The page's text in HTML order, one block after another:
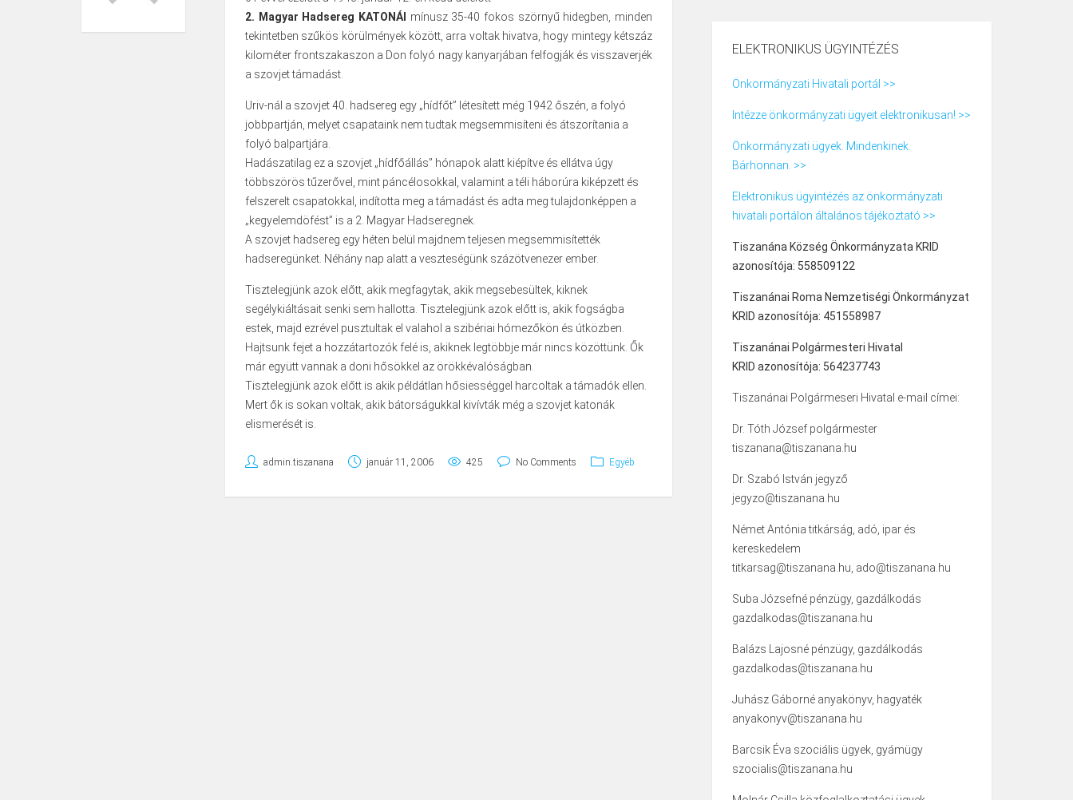
2. Magyar Hadsereg KATONÁI mínusz 35-40 fokos szörnyű hidegben, minden
tekintetben szűkös körülmények között, arra voltak hivatva, hogy mintegy kétszáz
kilométer frontszakaszon a Don folyó nagy kanyarjában felfogják és visszaverjék
a szovjet támadást.
Uriv-nál a szovjet 40. hadsereg egy „hídfőt” létesített még 1942 őszén, a folyó
jobbpartján, melyet csapataink nem tudtak megsemmisíteni és átszorítania a
folyó balpartjára.
Hadászatilag ez a szovjet „hídfőállás” hónapok alatt kiépítve és ellátva úgy
többszörös tűzerővel, mint páncélosokkal, valamint a téli háborúra kiképzett és
felszerelt csapatokkal, indította meg a támadást és adta meg tulajdonképpen a
„kegyelemdöfést” is a 2. Magyar Hadseregnek.
A szovjet hadsereg egy héten belül majdnem teljesen megsemmisítették
hadseregünket. Néhány nap alatt a veszteségünk százötvenezer ember.
Tisztelegjünk azok előtt, akik megfagytak, akik megsebesültek, kiknek
segélykiáltásait senki sem hallotta. Tisztelegjünk azok előtt is, akik fogságba
estek, majd ezrével pusztultak el valahol a szibériai hómezőkön és útközben.
Hajtsunk fejet a hozzátartozók felé is, akiknek legtöbbje már nincs közöttünk. Ők
már együtt vannak a doni hősökkel az örökkévalóságban.
Tisztelegjünk azok előtt is akik példátlan hősiességgel harcoltak a támadók ellen.
Mert ők is sokan voltak, akik bátorságukkal kivívták még a szovjet katonák
elismerését is.
admin.tiszanana január 11, 2006 425 No Comments Egyéb
ELEKTRONIKUS ÜGYINTÉZÉS
Önkormányzati Hivatali portál >>
Intézze önkormányzati ügyeit elektronikusan! >>
Önkormányzati ügyek. Mindenkinek.
Bárhonnan. >>
Elektronikus ügyintézés az önkormányzati
hivatali portálon általános tájékoztató >>
Tiszanána Község Önkormányzata KRID
azonosítója: 558509122
Tiszanánai Roma Nemzetiségi Önkormányzat
KRID azonosítója: 451558987
Tiszanánai Polgármesteri Hivatal
KRID azonosítója: 564237743
Tiszanánai Polgármeseri Hivatal e-mail címei:
Dr. Tóth József polgármester
tiszanana@tiszanana.hu
Dr. Szabó István jegyző
jegyzo@tiszanana.hu
Német Antónia titkárság, adó, ipar és
kereskedelem
titkarsag@tiszanana.hu, ado@tiszanana.hu
Suba Józsefné pénzügy, gazdálkodás
gazdalkodas@tiszanana.hu
Balázs Lajosné pénzügy, gazdálkodás
gazdalkodas@tiszanana.hu
Juhász Gáborné anyakönyv, hagyaték
anyakonyv@tiszanana.hu
Barcsik Éva szociális ügyek, gyámügy
szocialis@tiszanana.hu